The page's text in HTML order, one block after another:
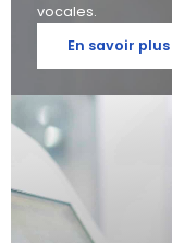
vocales.
En savoir plus